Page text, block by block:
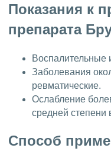
Показания к
препарата
Воспалительные
Заболевания
ревматические.
Ослабление
средней степени
Способ